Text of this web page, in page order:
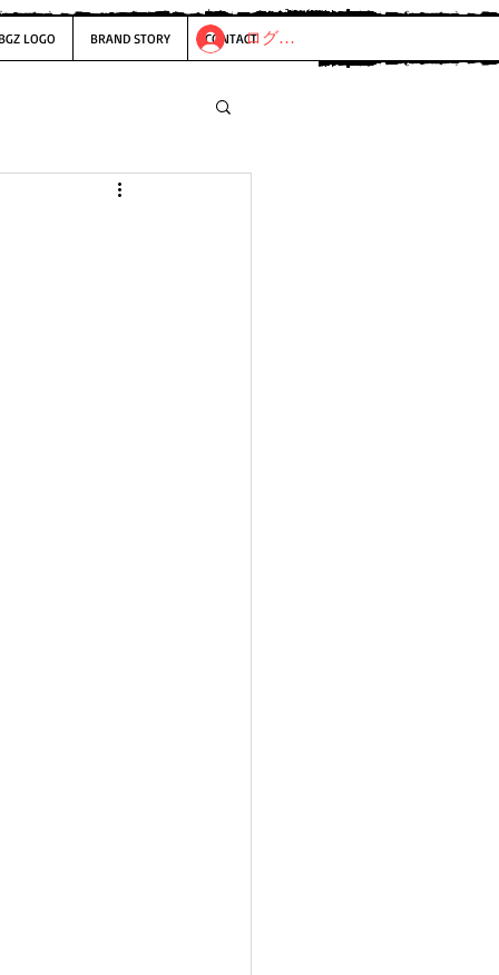
LOGO BRAND STORY CONTACTログイン